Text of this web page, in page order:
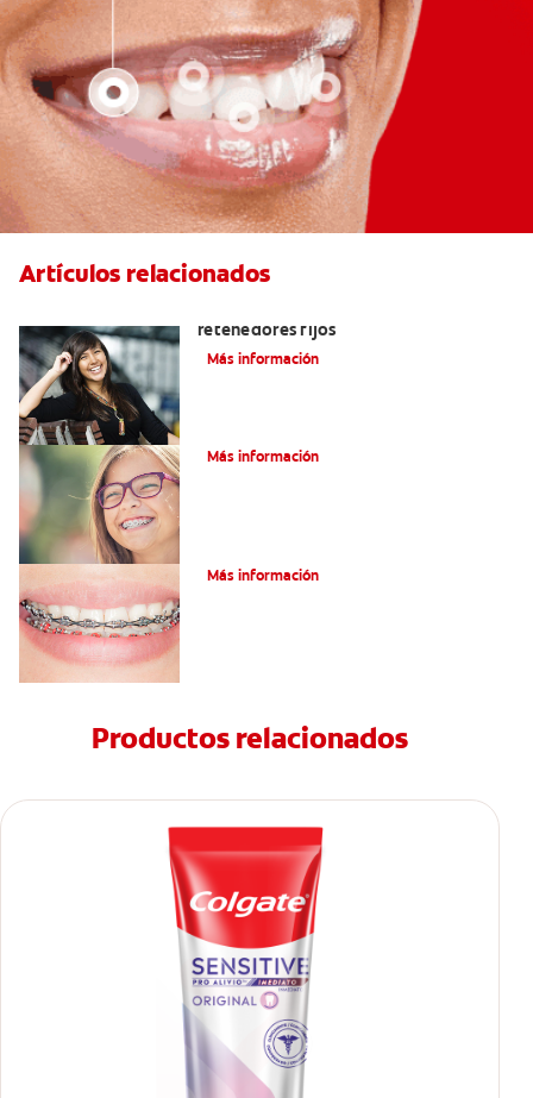
Artículos relacionados
retenedores fijos
Más información
Más información
Más información
Productos relacionados